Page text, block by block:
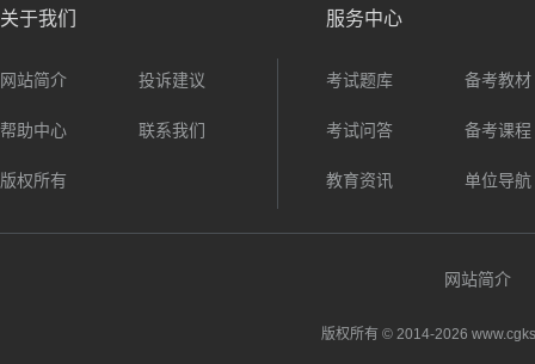
关于我们
网站简介 投诉建议
帮助中心 联系我们
版权所有
服务中心
考试题库 备考教材
考试问答 备考课程
教育资讯 单位导航
网站简介
版权所有 © 2014-2026